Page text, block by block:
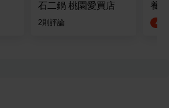
石二鍋 桃園愛買店
2則評論
養
4.8